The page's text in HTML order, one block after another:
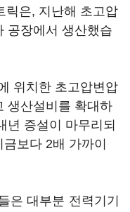
릭은, 지난해 초고압
공장에서 생산했습
위치한 초고압변압
생산설비를 확대하
년 증설이 마무리되
보다 2배 가까이
은 대부분 전력기기